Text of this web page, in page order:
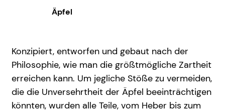
Äpfel
Konzipiert, entworfen und gebaut nach der
Philosophie, wie man die größtmögliche Zartheit
erreichen kann. Um jegliche Stöße zu vermeiden,
die die Unversehrtheit der Äpfel beeinträchtigen
könnten, wurden alle Teile, vom Heber bis zum